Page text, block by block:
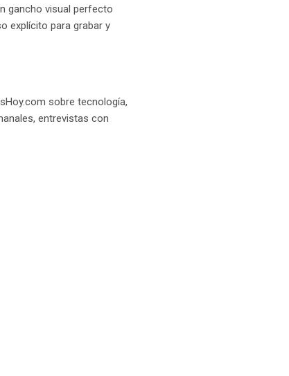
gancho visual perfecto
explícito para grabar y
sobre tecnología,
entrevistas con